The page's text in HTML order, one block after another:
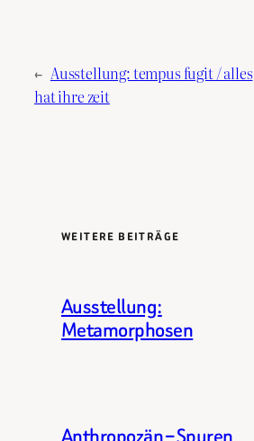
← Ausstellung: tempus fugit / alles
hat ihre zeit
WEITERE BEITRÄGE
Ausstellung:
Metamorphosen